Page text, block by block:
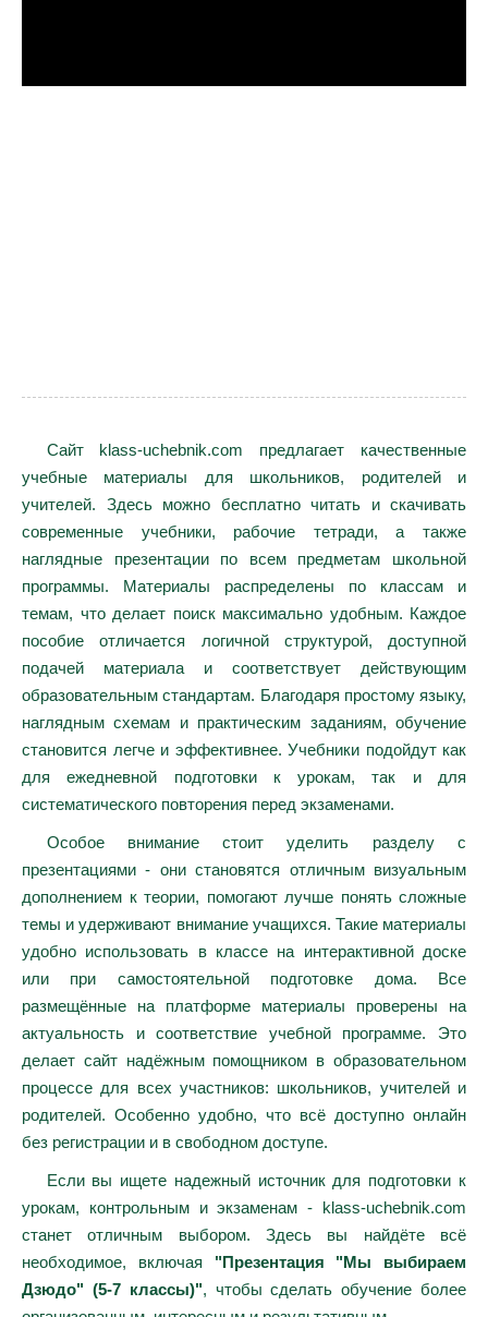
Сайт klass-uchebnik.com предлагает качественные
учебные материалы для школьников, родителей и
учителей. Здесь можно бесплатно читать и скачивать
современные учебники, рабочие тетради, а также
наглядные презентации по всем предметам школьной
программы. Материалы распределены по классам и
темам, что делает поиск максимально удобным. Каждое
пособие отличается логичной структурой, доступной
подачей материала и соответствует действующим
образовательным стандартам. Благодаря простому языку,
наглядным схемам и практическим заданиям, обучение
становится легче и эффективнее. Учебники подойдут как
для ежедневной подготовки к урокам, так и для
систематического повторения перед экзаменами.
Особое внимание стоит уделить разделу с
презентациями - они становятся отличным визуальным
дополнением к теории, помогают лучше понять сложные
темы и удерживают внимание учащихся. Такие материалы
удобно использовать в классе на интерактивной доске
или при самостоятельной подготовке дома. Все
размещённые на платформе материалы проверены на
актуальность и соответствие учебной программе. Это
делает сайт надёжным помощником в образовательном
процессе для всех участников: школьников, учителей и
родителей. Особенно удобно, что всё доступно онлайн
без регистрации и в свободном доступе.
Если вы ищете надежный источник для подготовки к
урокам, контрольным и экзаменам - klass-uchebnik.com
станет отличным выбором. Здесь вы найдёте всё
необходимое, включая "Презентация "Мы выбираем
Дзюдо" (5-7 классы)", чтобы сделать обучение более